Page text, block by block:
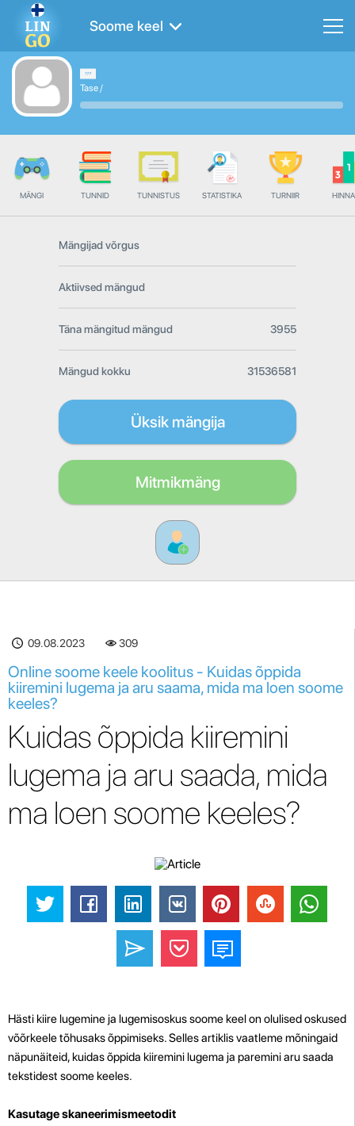
Soome keel
Tase/
MÄNGI TUNNID TUNNISTUS STATISTIKA TURNIIR
Mängijad võrgus
Aktiivsed mängud
Täna mängitud mängud 3955
Mängud kokku 31536581
Üksik mängija
Mitmikmäng
09.08.2023 309
Online soome keele koolitus - Kuidas õppida
kiiremini lugema ja aru saama, mida ma loen soome
keeles?
Kuidas õppida kiiremini
lugema ja aru saada, mida
ma loen soome keeles?
Hästi kiire lugemine ja lugemisoskus soome keel on olulised oskused
võõrkeele tõhusaks õppimiseks. Selles artiklis vaatleme mõningaid
näpunäiteid, kuidas õppida kiiremini lugema ja paremini aru saada
tekstidest soome keeles.
Kasutage skaneerimismeetodit